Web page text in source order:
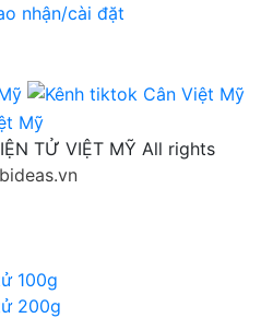
nhận/cài đặt
TỬ VIỆT MỸ All rights
100g
200g